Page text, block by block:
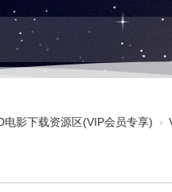
电影下载资源区(VIP会员专享) ›